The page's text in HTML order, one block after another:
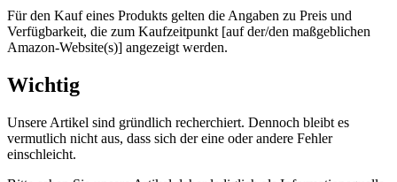
Für den Kauf eines Produkts gelten die Angaben zu Preis und
Verfügbarkeit, die zum Kaufzeitpunkt [auf der/den maßgeblichen
Amazon-Website(s)] angezeigt werden.
Wichtig
Unsere Artikel sind gründlich recherchiert. Dennoch bleibt es
vermutlich nicht aus, dass sich der eine oder andere Fehler
einschleicht.